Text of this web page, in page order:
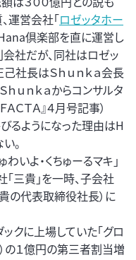
運営会社「ロゼッタホー
倶楽部を直に運営し
会社だが、同社はロゼッ
社長はＳｈｕｎｋａ会長
ｈｕｎｋａからコンサルタ
ＣＴＡ』４月号記事）
るようになった理由はH
。
いよ・くちゅーるマキ」
三貴」を一時、子会社
の代表取締役社長）に
クに上場していた「グロ
の１億円の第三者割当増